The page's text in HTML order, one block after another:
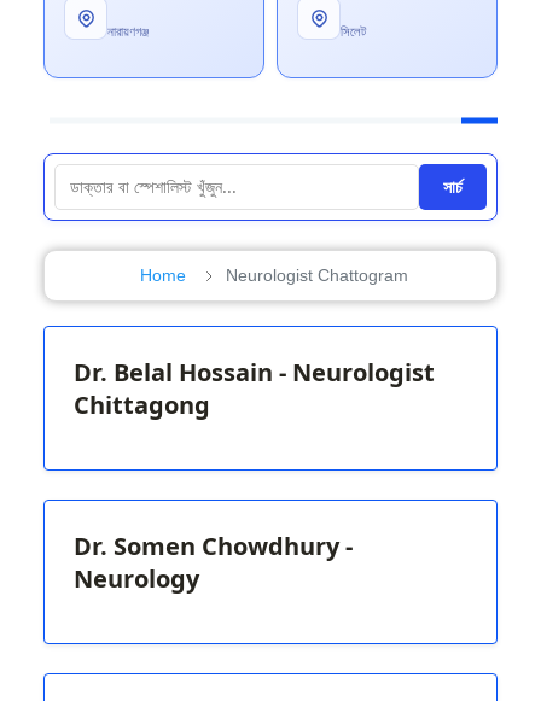
নারায়ণগঞ্জ সিলেট
সার্চ
Home Neurologist Chattogram
Dr. Belal Hossain - Neurologist
Chittagong
Dr. Somen Chowdhury -
Neurology